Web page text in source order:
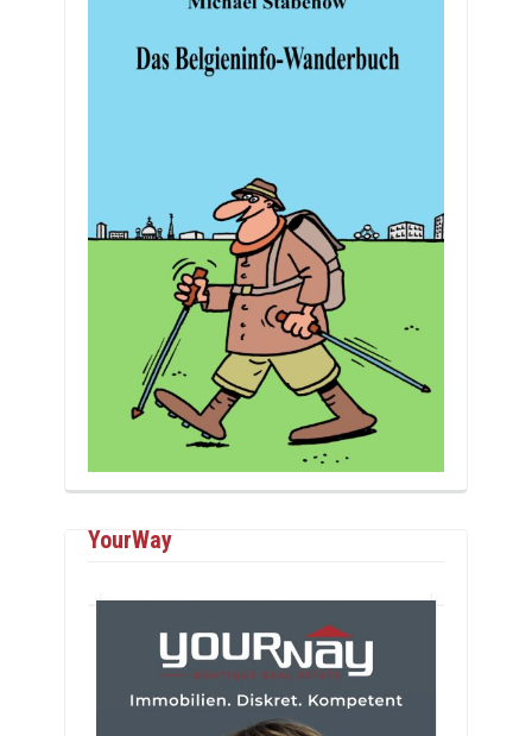
YourWay